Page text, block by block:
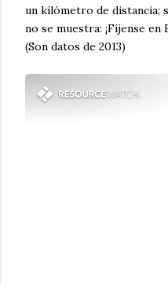
un kilómetro de distancia;
no se muestra: ¡Fíjense en
(Son datos de 2013)